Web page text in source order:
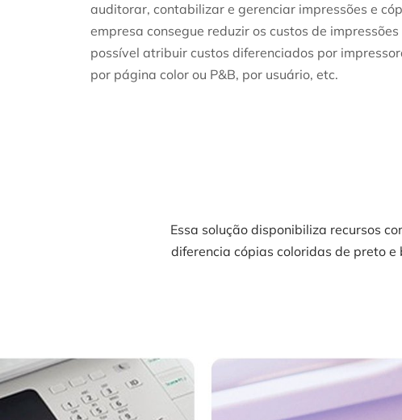
auditorar, contabilizar e gerenciar impressões e
empresa consegue reduzir os custos de
possível atribuir custos diferenciados por
por página color ou P&B, por usuário, etc.
Essa solução disponibiliza recursos
diferencia cópias coloridas de preto